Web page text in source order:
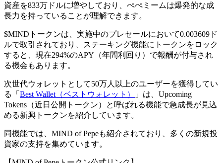
資産を833万ドルに増やしており、ぺぺミームは爆発的な成
長力を持っていることが理解できます。
$MINDトークンは、実施中のプレセールにおいて0.003609ド
ルで取引されており、ステーキング機能にトークンをロック
すると、現在294%のAPY（年間利回り）で報酬が付与され
る機会もあります。
次世代ウォレットとして50万人以上のユーザーを獲得してい
る「 Best Wallet（ベストウォレット）
」は、Upcoming
Tokens（近日公開トークン）と呼ばれる機能で急成長が見込
める新興トークンを紹介しています。
同機能では、MIND of Pepeも紹介されており、多くの新規投
資家の支持を集めています。